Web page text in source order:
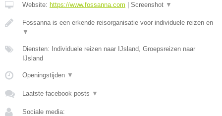
Website: https://www.fossanna.com Screenshot ▼
Fossanna is een erkende reisorganisatie voor individuele reizen en
▼
Diensten: Individuele reizen naar IJsland, Groepsreizen naar
IJsland
Openingstijden ▼
Laatste facebook posts ▼
Sociale media: